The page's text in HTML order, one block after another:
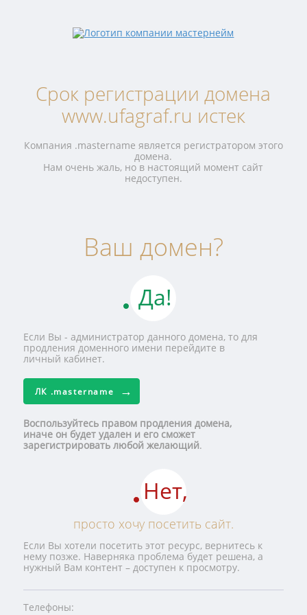
Срок регистрации домена
www.ufagraf.ru истек
Компания .mastername является регистратором этого
домена.
Нам очень жаль, но в настоящий момент сайт
недоступен.
Ваш домен?
Да!
Если Вы - администратор данного домена, то для
продления доменного имени перейдите в
личный кабинет.
ЛК .mastername
Воспользуйтесь правом продления домена,
иначе он будет удален и его сможет
зарегистрировать любой желающий.
Нет,
просто хочу посетить сайт.
Если Вы хотели посетить этот ресурс, вернитесь к
нему позже. Наверняка проблема будет решена, а
нужный Вам контент – доступен к просмотру.
Телефоны: